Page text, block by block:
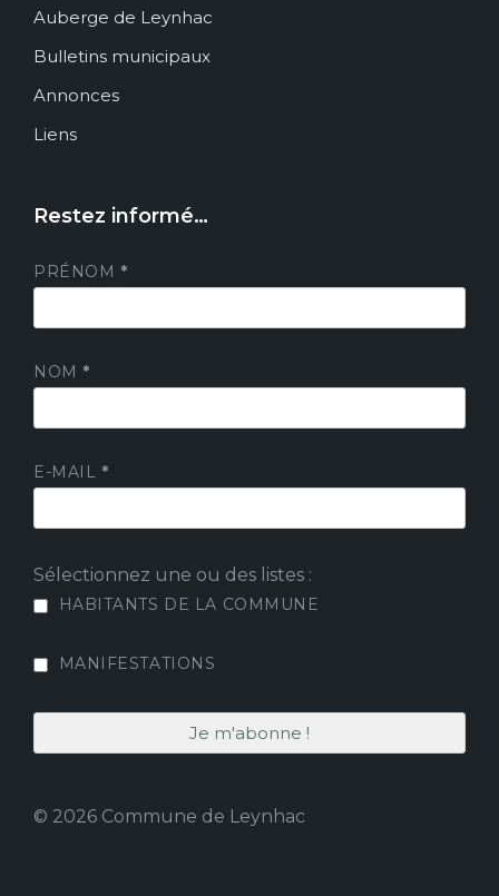
Auberge de Leynhac
Bulletins municipaux
Annonces
Liens
Restez informé…
PRÉNOM *
NOM *
E-MAIL *
Sélectionnez une ou des listes :
HABITANTS DE LA COMMUNE
MANIFESTATIONS
© 2026 Commune de Leynhac